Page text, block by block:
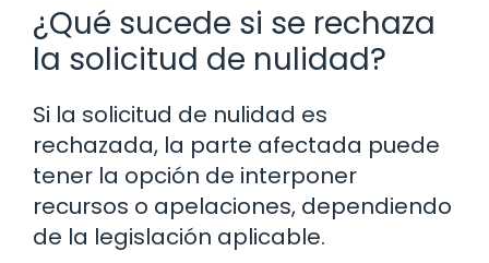
¿Qué sucede si se rechaza
la solicitud de nulidad?
Si la solicitud de nulidad es
rechazada, la parte afectada puede
tener la opción de interponer
recursos o apelaciones, dependiendo
de la legislación aplicable.